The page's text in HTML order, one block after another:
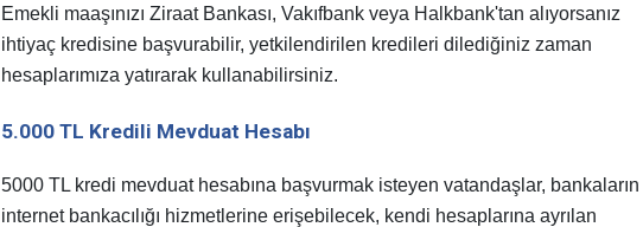
Emekli maaşınızı Ziraat Bankası, Vakıfbank veya Halkbank'tan alıyorsanız
ihtiyaç kredisine başvurabilir, yetkilendirilen kredileri dilediğiniz zaman
hesaplarımıza yatırarak kullanabilirsiniz.
5.000 TL Kredili Mevduat Hesabı
5000 TL kredi mevduat hesabına başvurmak isteyen vatandaşlar, bankaların
internet bankacılığı hizmetlerine erişebilecek, kendi hesaplarına ayrılan